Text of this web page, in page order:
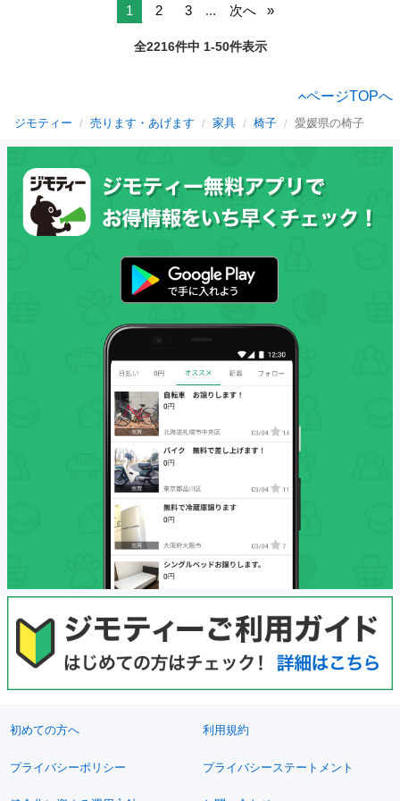
1 2 3 ... 次へ
全2216件中 1-50件表示
ページTOPへ
ジモティー 売ります・あげます 家具 椅子 愛媛県の椅子
初めての方へ 利用規約
プライバシーポリシー プライバシーステートメント